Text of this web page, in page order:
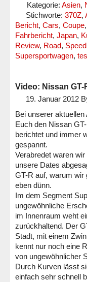
Kategorie: Asien,
Stichworte: 370Z,
Bericht, Cars, Coupe,
Fahrbericht, Japan,
Review, Road, Speed
Supersportwagen,
Video: Nissan
19. Januar 2012
Bei unserer
Euch den Nissan
berichtet und immer
gespannt.
Verabredet waren
unsere Dates
GT-R auf, warum wir
eben dünn.
Im dem Segment
ungewöhnliche
im Innenraum weht
zurückhaltend. Der
Stadt, mit einem
kennt nur noch eine
von ungewöhnlicher
Durch Kurven lässt
einfach sehr schnell